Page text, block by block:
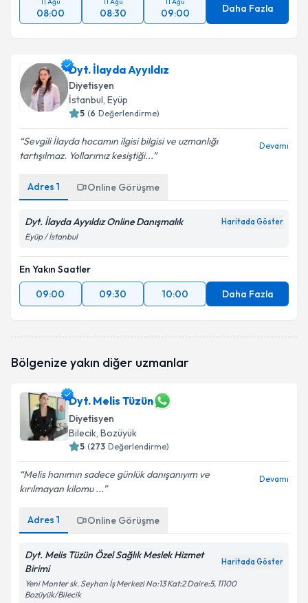
08:00 08:30 09:00 Daha Fazla
Dyt. İlayda Ayyıldız
Diyetisyen
İstanbul, Eyüp
5 (6 Değerlendirme)
Sevgili İlayda hocamın ilgisi bilgisi ve uzmanlığı
tartışılmaz. Yollarımız kesiştiği...
Devamı
Adres 1 Online Görüşme
Dyt. İlayda Ayyıldız Online Danışmalık Haritada Göster
Eyüp / İstanbul
En Yakın Saatler
09:00
09:30 10:00 Daha Fazla
Bölgenize yakın diğer uzmanlar
Dyt. Melis Tüzün
Diyetisyen
Bilecik, Bozüyük
5 (273 Değerlendirme)
Melis hanımın sadece günlük danışanıyım ve
kırılmayan kilomu ...
Devamı
Adres 1 Online Görüşme
Dyt. Melis Tüzün Özel Sağlık Meslek Hizmet
Birimi
Haritada Göster
Yeni Monter sk. Seyhan İş Merkezi No:13 Kat:2 Daire:5, 11100
Bozüyük/Bilecik